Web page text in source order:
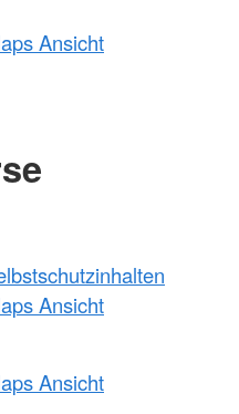
Ansicht
Ansicht
Ansicht